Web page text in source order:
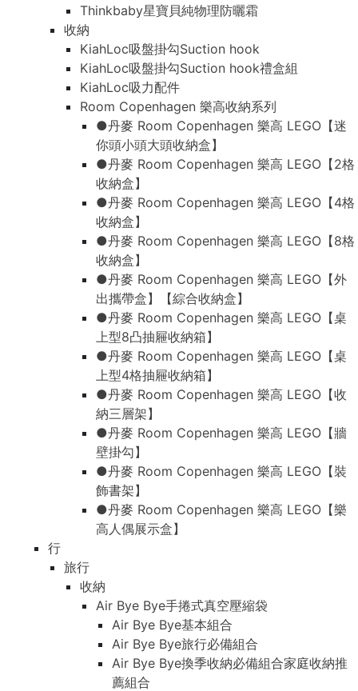
Thinkbaby星寶貝純物理防曬霜
收納
KiahLoc吸盤掛勾Suction hook
KiahLoc吸盤掛勾Suction hook禮盒組
KiahLoc吸力配件
Room Copenhagen 樂高收納系列
●丹麥 Room Copenhagen 樂高 LEGO【迷
你頭小頭大頭收納盒】
●丹麥 Room Copenhagen 樂高 LEGO【2格
收納盒】
●丹麥 Room Copenhagen 樂高 LEGO【4格
收納盒】
●丹麥 Room Copenhagen 樂高 LEGO【8格
收納盒】
●丹麥 Room Copenhagen 樂高 LEGO【外
出攜帶盒】【綜合收納盒】
●丹麥 Room Copenhagen 樂高 LEGO【桌
上型8凸抽屜收納箱】
●丹麥 Room Copenhagen 樂高 LEGO【桌
上型4格抽屜收納箱】
●丹麥 Room Copenhagen 樂高 LEGO【收
納三層架】
●丹麥 Room Copenhagen 樂高 LEGO【牆
壁掛勾】
●丹麥 Room Copenhagen 樂高 LEGO【裝
飾書架】
●丹麥 Room Copenhagen 樂高 LEGO【樂
高人偶展示盒】
行
旅行
收納
Air Bye Bye手捲式真空壓縮袋
Air Bye Bye基本組合
Air Bye Bye旅行必備組合
Air Bye Bye換季收納必備組合家庭收納推
薦組合